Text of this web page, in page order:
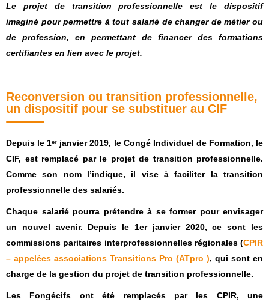
Le projet de transition professionnelle est le dispositif
imaginé pour permettre à tout salarié de changer de métier ou
de profession, en permettant de financer des formations
certifiantes en lien avec le projet.
Reconversion ou transition professionnelle,
un dispositif pour se substituer au CIF
Depuis le 1ᵉʳ janvier 2019, le Congé Individuel de Formation, le
CIF, est remplacé par le projet de transition professionnelle.
Comme son nom l’indique, il vise à faciliter la transition
professionnelle des salariés.
Chaque salarié pourra prétendre à se former pour envisager
un nouvel avenir. Depuis le 1er janvier 2020, ce sont les
commissions paritaires interprofessionnelles régionales (CPIR
– appelées associations Transitions Pro (ATpro ), qui sont en
charge de la gestion du projet de transition professionnelle.
Les Fongécifs ont été remplacés par les CPIR, une